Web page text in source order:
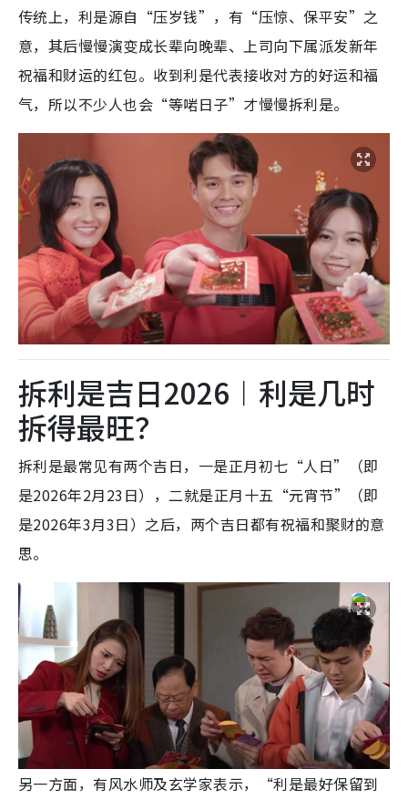
传统上，利是源自“压岁钱”，有“压惊、保平安”之
意，其后慢慢演变成长辈向晚辈、上司向下属派发新年
祝福和财运的红包。收到利是代表接收对方的好运和福
气，所以不少人也会“等啱日子”才慢慢拆利是。
拆利是吉日2026︱利是几时
拆得最旺？
拆利是最常见有两个吉日，一是正月初七“人日”（即
是2026年2月23日），二就是正月十五“元宵节”（即
是2026年3月3日）之后，两个吉日都有祝福和聚财的意
思。
另一方面，有风水师及玄学家表示，“利是最好保留到